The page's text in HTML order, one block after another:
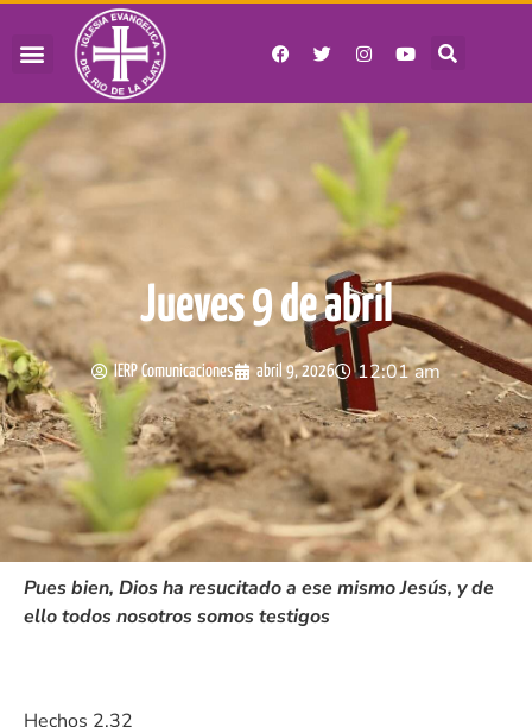
Jueves 9 de abril
IERP Comunicaciones abril 9, 2026 12:01 am
Pues bien, Dios ha resucitado a ese mismo Jesús, y de
ello todos nosotros somos testigos
Hechos 2,32